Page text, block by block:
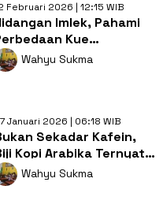
Februari 2026 | 12:15 WIB
Imlek, Pahami
Kue
dan Kue Bulan
Wahyu Sukma
Januari 2026 | 06:18 WIB
Sekadar Kafein,
Kopi Arabika Ternyata
Zat
Alami
Wahyu Sukma